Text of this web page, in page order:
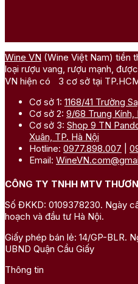
Wine VN (Wine Việt Nam) tiền
loại rượu vang, rượu mạnh,
VN hiện có 3 cơ sở tại
Cơ sở 1: 1168/41 Trường
Cơ sở 2: 9/68 Trung Kính,
Cơ sở 3: Shop 9 TN
Xuân, TP. Hà Nội
Hotline: 0977.898.007
Email:
CÔNG TY TNHH MTV
Số ĐKKD: 0109378230. Ngày
hoạch và đầu tư Hà Nội.
Giấy phép bán lẻ: 14/GP-BLR.
UBND Quận Cầu Giấy
Thông tin